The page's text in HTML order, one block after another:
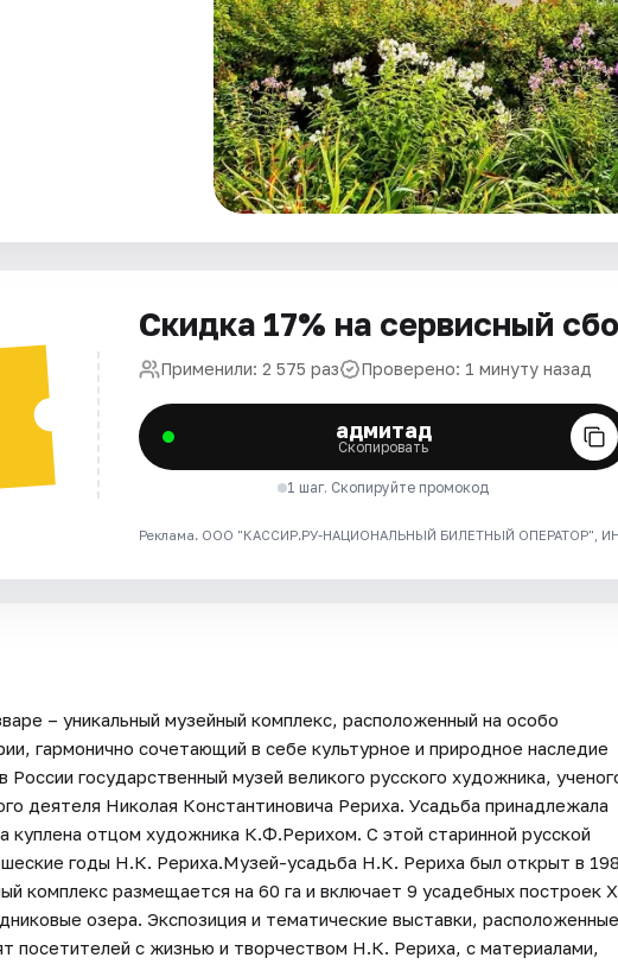
Скидка 17% на сервисный
Применили: 2 575 раз Проверено: 1 минуту назад
адмитад
Скопировать
1 шаг. Скопируйте промокод
Реклама. ООО "КАССИР.РУ-НАЦИОНАЛЬНЫЙ БИЛЕТНЫЙ ОПЕРАТОР", ИНН:
– уникальный музейный комплекс, расположенный на особо
гармонично сочетающий в себе культурное и природное наследие
государственный музей великого русского художника,
деятеля Николая Константиновича Рериха. Усадьба принадлежала
куплена отцом художника К.Ф.Рерихом. С этой старинной русской
годы Н.К. Рериха.Музей-усадьба Н.К. Рериха был открыт в
комплекс размещается на 60 га и включает 9 усадебных построек
озера. Экспозиция и тематические выставки,
посетителей с жизнью и творчеством Н.К. Рериха, с материалами,